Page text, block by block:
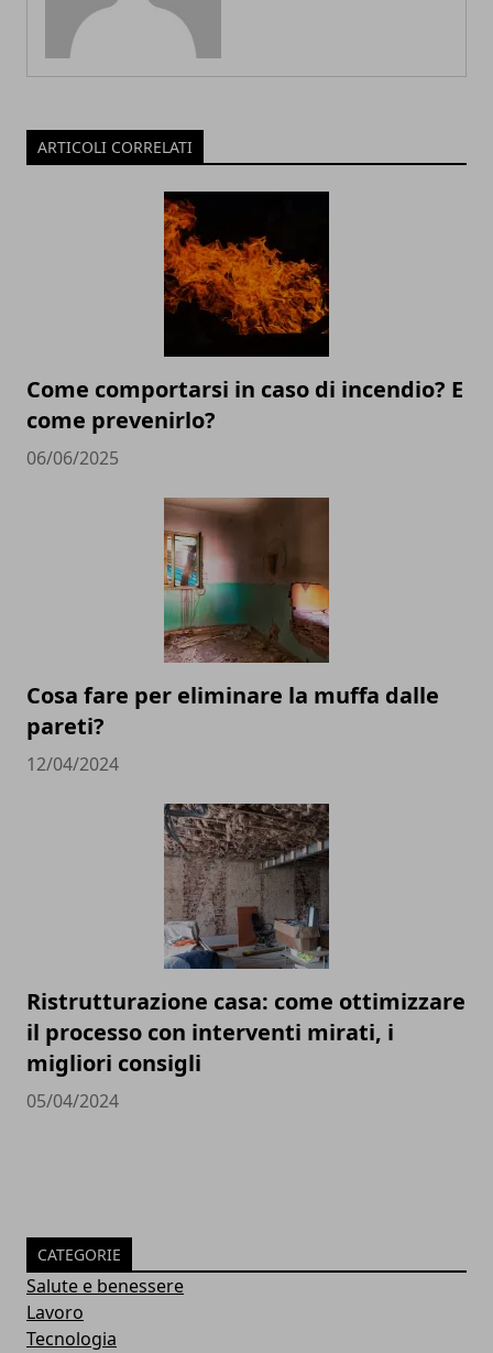
ARTICOLI CORRELATI
Come comportarsi in caso di incendio? E
come prevenirlo?
06/06/2025
Cosa fare per eliminare la muffa dalle
pareti?
12/04/2024
Ristrutturazione casa: come ottimizzare
il processo con interventi mirati, i
migliori consigli
05/04/2024
CATEGORIE
Salute e benessere
Lavoro
Tecnologia